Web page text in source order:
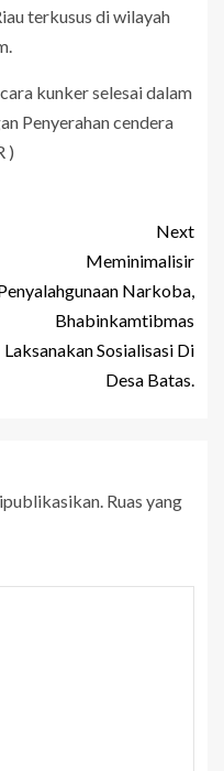
terkusus di wilayah
kunker selesai dalam
Penyerahan cendera
)
Next
Meminimalisir
Narkoba,
Bhabinkamtibmas
Laksanakan Sosialisasi Di
Desa Batas.
Ruas yang